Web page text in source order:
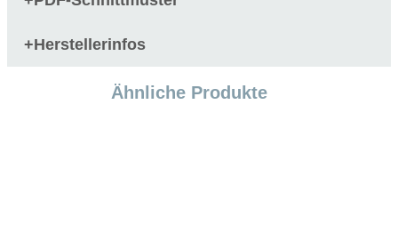
+Herstellerinfos
Ähnliche Produkte